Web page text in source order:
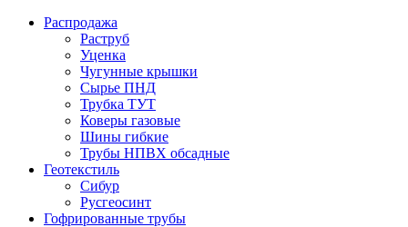
Распродажа
Раструб
Уценка
Чугунные крышки
Сырье ПНД
Трубка ТУТ
Коверы газовые
Шины гибкие
Трубы НПВХ обсадные
Геотекстиль
Сибур
Русгеосинт
Гофрированные трубы